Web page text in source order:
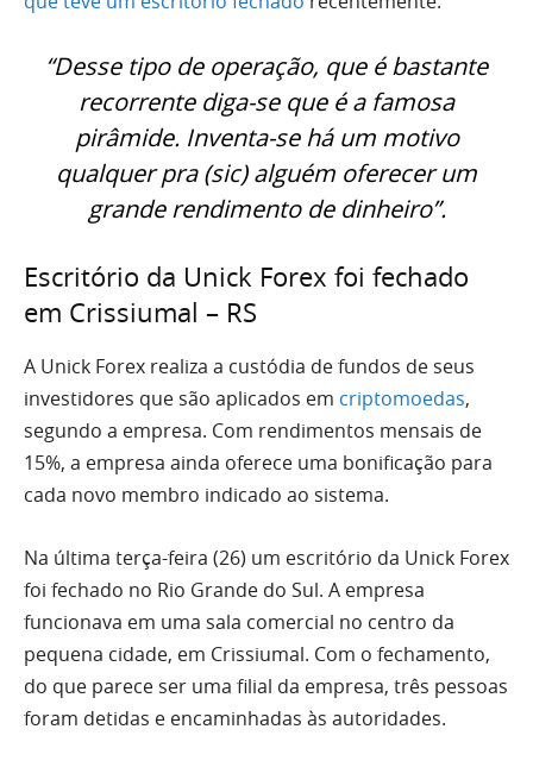
“Desse tipo de operação, que é bastante
recorrente diga-se que é a famosa
pirâmide. Inventa-se há um motivo
qualquer pra (sic) alguém oferecer um
grande rendimento de dinheiro”.
Escritório da Unick Forex foi fechado
em Crissiumal – RS
A Unick Forex realiza a custódia de fundos de seus
investidores que são aplicados em criptomoedas,
segundo a empresa. Com rendimentos mensais de
15%, a empresa ainda oferece uma bonificação para
cada novo membro indicado ao sistema.
Na última terça-feira (26) um escritório da Unick Forex
foi fechado no Rio Grande do Sul. A empresa
funcionava em uma sala comercial no centro da
pequena cidade, em Crissiumal. Com o fechamento,
do que parece ser uma filial da empresa, três pessoas
foram detidas e encaminhadas às autoridades.